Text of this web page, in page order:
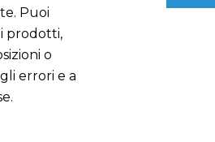
Puoi
prodotti,
o
errori e a